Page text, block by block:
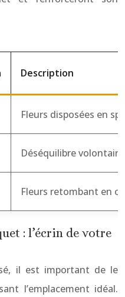
Description
Fleurs disposées en
Déséquilibre
Fleurs retombant en
: l’écrin de votre
il est important de le
l’emplacement idéal.